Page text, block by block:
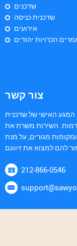
שדכנים
שדכנית כניסה
אירועים
הכרויות יהודים
צור קשר
המגע האישי של שדכנית
השירות משרת את
מגורים, על מנת
212-866-0546